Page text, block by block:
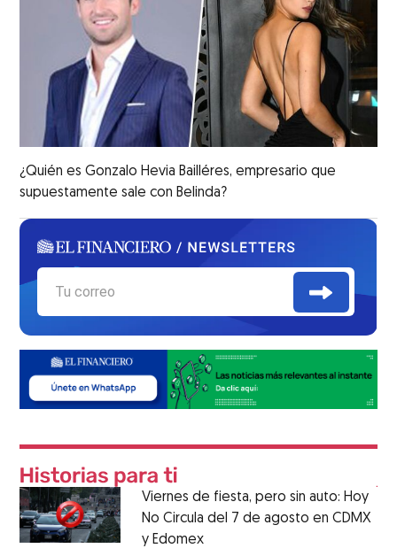
¿Quién es Gonzalo Hevia Bailléres, empresario que
supuestamente sale con Belinda?
Viernes de fiesta, pero sin auto: Hoy
No Circula del 7 de agosto en CDMX
y Edomex